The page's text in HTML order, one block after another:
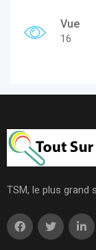
Vue
16
TSM, le plus grand